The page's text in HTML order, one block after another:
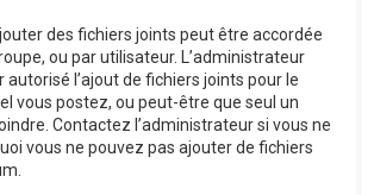
des fichiers joints peut être accordée
ou par utilisateur. L’administrateur
autorisé l’ajout de fichiers joints pour le
vous postez, ou peut-être que seul un
Contactez l’administrateur si vous ne
vous ne pouvez pas ajouter de fichiers